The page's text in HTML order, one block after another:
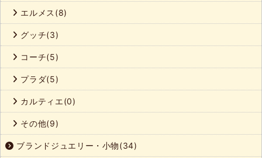
エルメス(8)
グッチ(3)
コーチ(5)
プラダ(5)
カルティエ(0)
その他(9)
ブランドジュエリー・小物(34)